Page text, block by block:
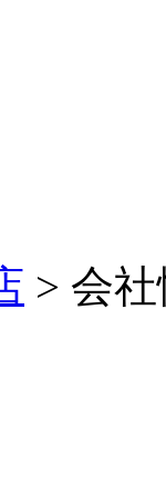
> 会